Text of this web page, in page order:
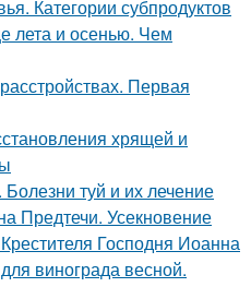
Категории субпродуктов
лета и осенью. Чем
Первая
хрящей и
туй и их лечение
Предтечи. Усекновение
Господня Иоанна
винограда весной.